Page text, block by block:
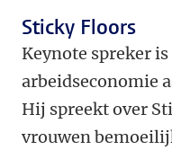
Sticky Floors
Keynote spreker
arbeidseconomie
Hij spreekt over
vrouwen